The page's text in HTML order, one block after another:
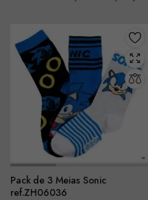
Pack de 3 Meias Sonic
ref.ZH06036